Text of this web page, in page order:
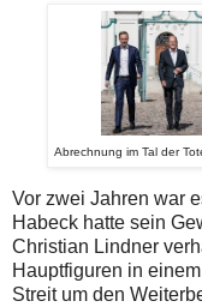
Abrechnung im Tal der
Vor zwei Jahren war
Habeck hatte sein
Christian Lindner
Hauptfiguren in
Streit um den